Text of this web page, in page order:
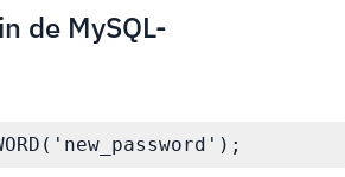
de MySQL-